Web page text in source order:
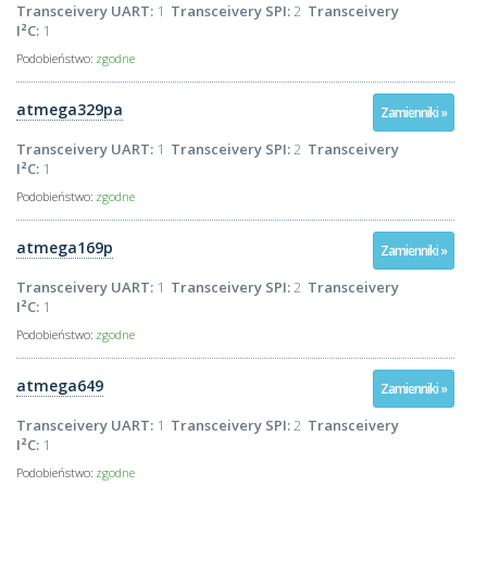
Transceivery UART: 1 Transceivery SPI:2 Transceivery
I²C: 1
Podobieństwo: zgodne
Zamienniki »
atmega329pa
Transceivery UART: 1 Transceivery SPI:2 Transceivery
I²C: 1
Podobieństwo: zgodne
Zamienniki »
atmega169p
Transceivery UART: 1 Transceivery SPI:2 Transceivery
I²C: 1
Podobieństwo: zgodne
Zamienniki »
atmega649
Transceivery UART: 1 Transceivery SPI:2 Transceivery
I²C: 1
Podobieństwo: zgodne